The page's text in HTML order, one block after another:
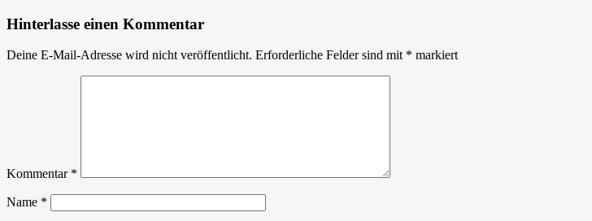
Hinterlasse einen Kommentar
Deine E-Mail-Adresse wird nicht veröffentlicht. Erforderliche Felder sind mit * markiert
Kommentar *
Name *